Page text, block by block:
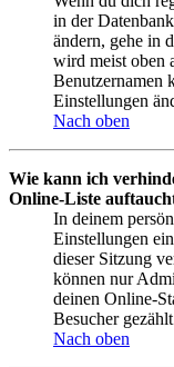
in der
ändern, gehe in
wird meist oben
Benutzernamen
Einstellungen
Nach oben
Wie kann ich
Online-Liste
In deinem
Einstellungen
dieser Sitzung
können nur
deinen Online-
Besucher
Nach oben